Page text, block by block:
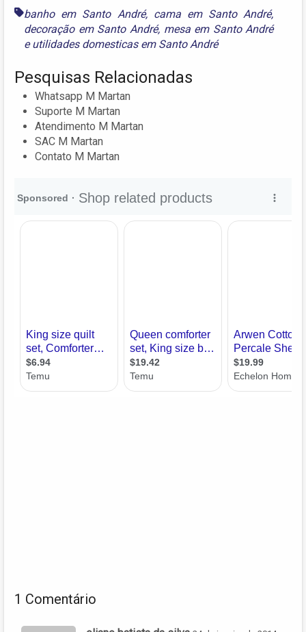
banho em Santo André, cama em Santo André,
decoração em Santo André, mesa em Santo André
eutilidades domesticas em Santo André
Pesquisas Relacionadas
Whatsapp M Martan
Suporte M Martan
Atendimento M Martan
SAC M Martan
Contato M Martan
1 Comentário